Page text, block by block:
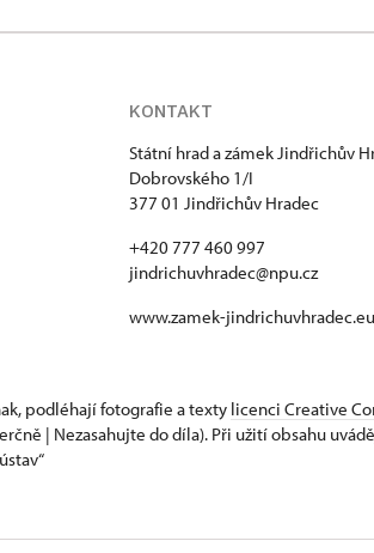
KONTAKT
Státní hrad a zámek Jindřichův
Dobrovského 1/I
377 01 Jindřichův Hradec
+420 777 460 997
jindrichuvhradec@npu.cz
www.zamek-jindrichuvhradec.eu
podléhají fotografie a texty licenci Creative
| Nezasahujte do díla). Při užití obsahu